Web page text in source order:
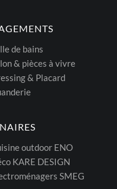
de bains
& pièces à vivre
& Placard
outdoor ENO
KARE DESIGN
SMEG